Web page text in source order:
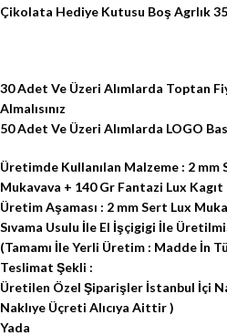
Çikolata Hediye Kutusu Boş Agrlık
30 Adet Ve Üzeri Alımlarda Toptan
Almalısınız
50 Adet Ve Üzeri Alımlarda LOGO
Üretimde Kullanılan Malzeme : 2 mm
Mukavava + 140 Gr Fantazi Lux Kagıt
Üretim Aşaması : 2 mm Sert Lux
Sıvama Usulu İle El İşçigigi İle
(Tamamı İle Yerli Üretim : Madde İn
Teslimat Şekli :
Üretilen Özel Şiparişler İstanbul İçi
Naklıye Üçreti Alıcıya Aittir )
Yada